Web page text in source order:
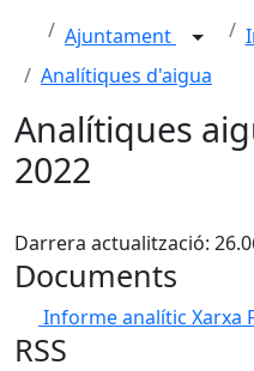
Ajuntament
Analítiques d'aigua
Analítiques
2022
Darrera actualització:
Documents
Informe analític Xarxa
RSS